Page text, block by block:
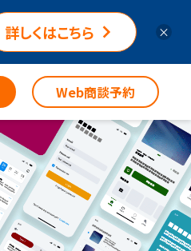
詳しくはこちら ×
Web商談予約